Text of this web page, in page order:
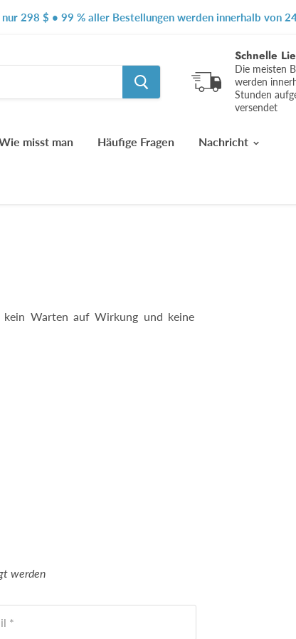
298 $ • 99 % aller Bestellungen werden innerhalb von
Schnelle
Die meisten
werden
Stunden
versendet
misst man Häufige Fragen Nachricht
kein Warten auf Wirkung und keine
werden
*